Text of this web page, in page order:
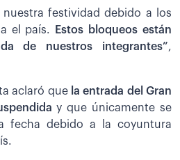
nuestra festividad debido a los
el país.
Estos bloqueos están
de nuestros integrantes”,
aclaró que la entrada del Gran
y que únicamente se
fecha debido a la coyuntura